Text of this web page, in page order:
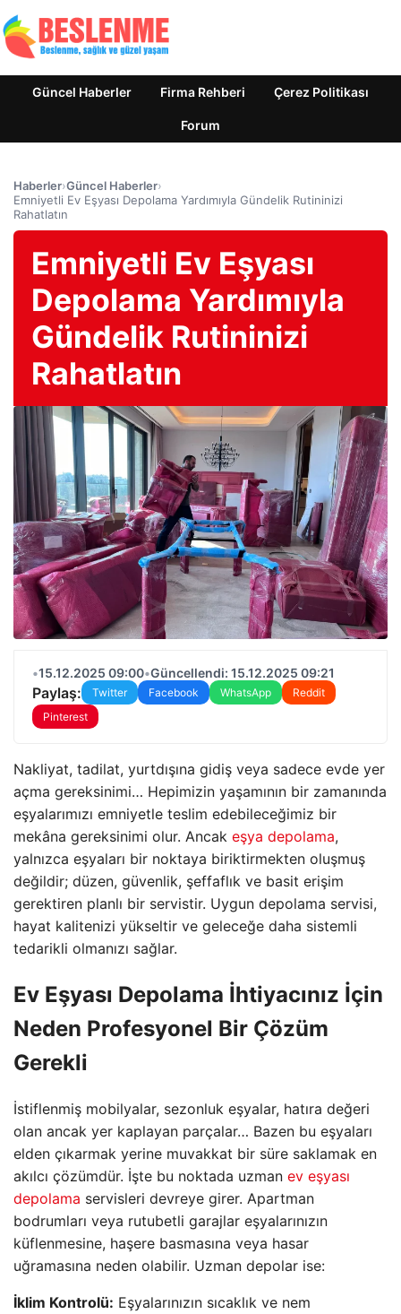
Güncel Haberler Firma Rehberi Çerez Politikası
Forum
Haberler›Güncel Haberler›
Emniyetli Ev Eşyası Depolama Yardımıyla Gündelik Rutininizi
Rahatlatın
Emniyetli Ev Eşyası
Depolama Yardımıyla
Gündelik Rutininizi
Rahatlatın
•15.12.2025 09:00•Güncellendi: 15.12.2025 09:21
Paylaş: Twitter Facebook WhatsApp
Reddit
Pinterest
Nakliyat, tadilat, yurtdışına gidiş veya sadece evde yer
açma gereksinimi… Hepimizin yaşamının bir zamanında
eşyalarımızı emniyetle teslim edebileceğimiz bir
mekâna gereksinimi olur. Ancak eşya depolama,
yalnızca eşyaları bir noktaya biriktirmekten oluşmuş
değildir; düzen, güvenlik, şeffaflık ve basit erişim
gerektiren planlı bir servistir. Uygun depolama servisi,
hayat kalitenizi yükseltir ve geleceğe daha sistemli
tedarikli olmanızı sağlar.
Ev Eşyası Depolama İhtiyacınız İçin
Neden Profesyonel Bir Çözüm
Gerekli
İstiflenmiş mobilyalar, sezonluk eşyalar, hatıra değeri
olan ancak yer kaplayan parçalar… Bazen bu eşyaları
elden çıkarmak yerine muvakkat bir süre saklamak en
akılcı çözümdür. İşte bu noktada uzman ev eşyası
depolama servisleri devreye girer. Apartman
bodrumları veya rutubetli garajlar eşyalarınızın
küflenmesine, haşere basmasına veya hasar
uğramasına neden olabilir. Uzman depolar ise:
İklim Kontrolü: Eşyalarınızın sıcaklık ve nem